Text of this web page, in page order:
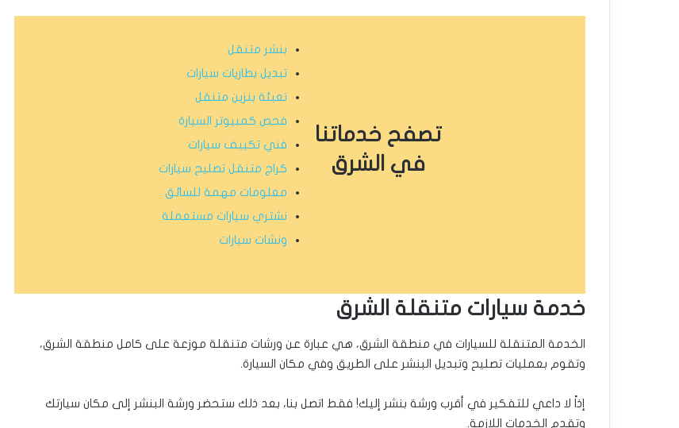
تصفح خدماتنا
في الشرق
بنشر متنقل
تبديل بطاريات سيارات
تعبئة بنزين متنقل
فحص كمبيوتر السيارة
فني تكييف سيارات
كراج متنقل تصليح سيارات
معلومات مهمة للسائق
نشتري سيارات مستعملة
ونشات سيارات
خدمة سيارات متنقلة الشرق
الخدمة المتنقلة للسيارات في منطقة الشرق، هي عبارة عن ورشات متنقلة موزعة على كامل منطقة الشرق،
وتقوم بعمليات تصليح وتبديل البنشر على الطريق وفي مكان السيارة.
إذاً لا داعي للتفكير في أقرب ورشة بنشر إليك! فقط اتصل بنا، بعد ذلك ستحضر ورشة البنشر إلى مكان سيارتك
وتقدم الخدمات اللازمة.